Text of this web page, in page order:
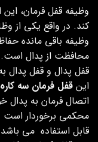
وظیفه قفل فرمان،
وظیفه باقی مانده
محافظت از پدال است.
قفل پدال و قفل پدال
اینقفل فرمان سه
اتصال فرمان به پدال
محکمی برخوردار است
قابل‌ استفاده می